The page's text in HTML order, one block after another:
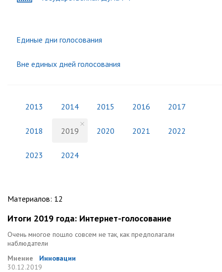
Единые дни голосования
Вне единых дней голосования
2013 2014 2015 2016 2017
2018 2019 2020 2021 2022
2023 2024
Материалов: 12
Итоги 2019 года: Интернет-голосование
Очень многое пошло совсем не так, как предполагали
наблюдатели
Мнение
Инновации
30.12.2019